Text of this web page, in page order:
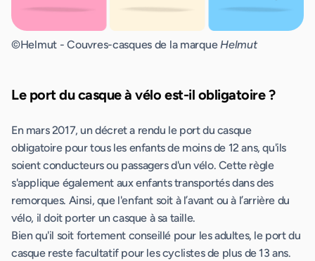
©Helmut - Couvres-casques de la marqueHelmut
Le port du casque à vélo est-il obligatoire ?
En mars 2017, un décret a rendu le port du casque
obligatoire pour tous les enfants de moins de 12 ans, qu'ils
soient conducteurs ou passagers d'un vélo. Cette règle
s'applique également aux enfants transportés dans des
remorques. Ainsi, que l'enfant soit à l’avant ou à l’arrière du
vélo, il doit porter un casque à sa taille.
Bien qu'il soit fortement conseillé pour les adultes, le port du
casque reste facultatif pour les cyclistes de plus de 13 ans.